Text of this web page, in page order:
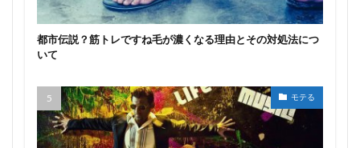
都市伝説？筋トレですね毛が濃くなる理由とその対処法につ
いて
モテる